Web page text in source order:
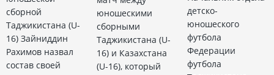
сборной
Таджикистана (U-
16) Зайниддин
Рахимов назвал
состав своей
юношескими
сборными
Таджикистана (U-
16) и Казахстана
(U-16), который
детско-
юношеского
футбола
Федерации
футбола